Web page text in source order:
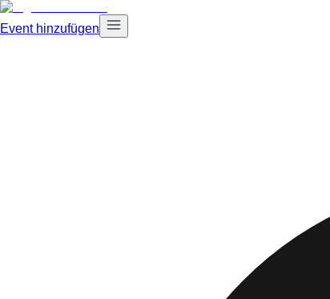
Event hinzufügen